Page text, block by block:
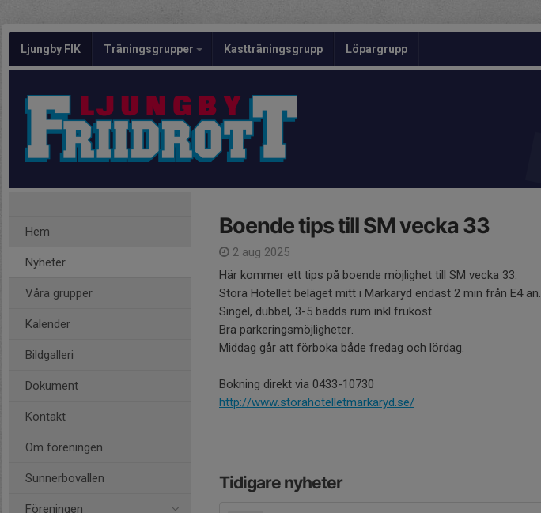
Ljungby FIK Träningsgrupper Kastträningsgrupp Löpargrupp
Hem
Nyheter
Våra grupper
Kalender
Bildgalleri
Dokument
Kontakt
Om föreningen
Sunnerbovallen
Föreningen
Boende tips till SM vecka 33
2 aug 2025
Här kommer ett tips på boende möjlighet till SM vecka 33:
Stora Hotellet beläget mitt i Markaryd endast 2 min från E4 an.
Singel, dubbel, 3-5 bädds rum inkl frukost.
Bra parkeringsmöjligheter.
Middag går att förboka både fredag och lördag.
Bokning direkt via 0433-10730
http://www.storahotelletmarkaryd.se/
Tidigare nyheter